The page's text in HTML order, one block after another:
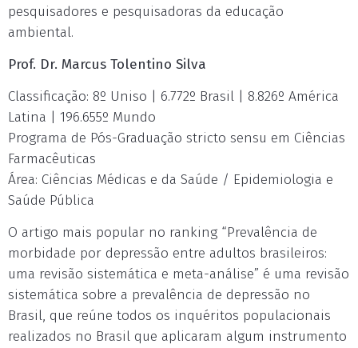
pesquisadores e pesquisadoras da educação
ambiental.
Prof. Dr. Marcus Tolentino Silva
Classificação: 8º Uniso | 6.772º Brasil | 8.826º América
Latina | 196.655º Mundo
Programa de Pós-Graduação stricto sensu em Ciências
Farmacêuticas
Área: Ciências Médicas e da Saúde / Epidemiologia e
Saúde Pública
O artigo mais popular no ranking “Prevalência de
morbidade por depressão entre adultos brasileiros:
uma revisão sistemática e meta-análise” é uma revisão
sistemática sobre a prevalência de depressão no
Brasil, que reúne todos os inquéritos populacionais
realizados no Brasil que aplicaram algum instrumento